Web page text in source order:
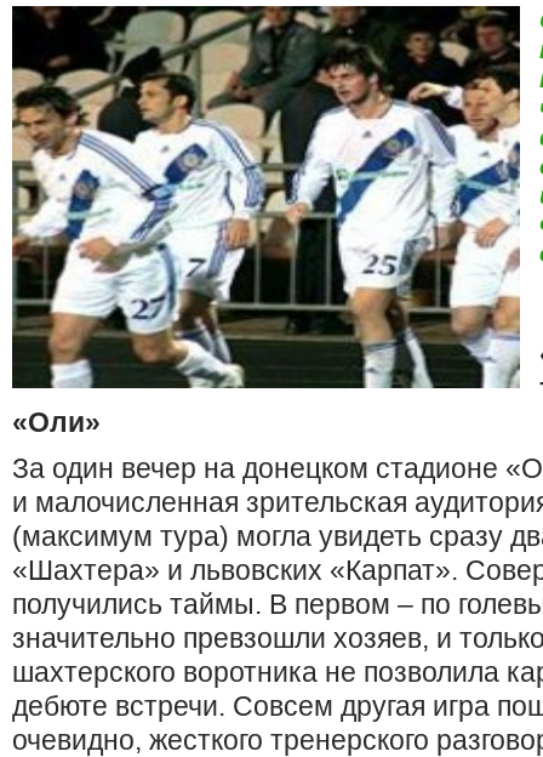
«Оли»
За один вечер на донецком стадионе
и малочисленная зрительская
(максимум тура) могла увидеть сразу
«Шахтера» и львовских «Карпат».
получились таймы. В первом – по
значительно превзошли хозяев, и
шахтерского воротника не позволила
дебюте встречи. Совсем другая игра
очевидно, жесткого тренерского